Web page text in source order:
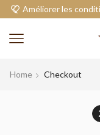
Home Checkout